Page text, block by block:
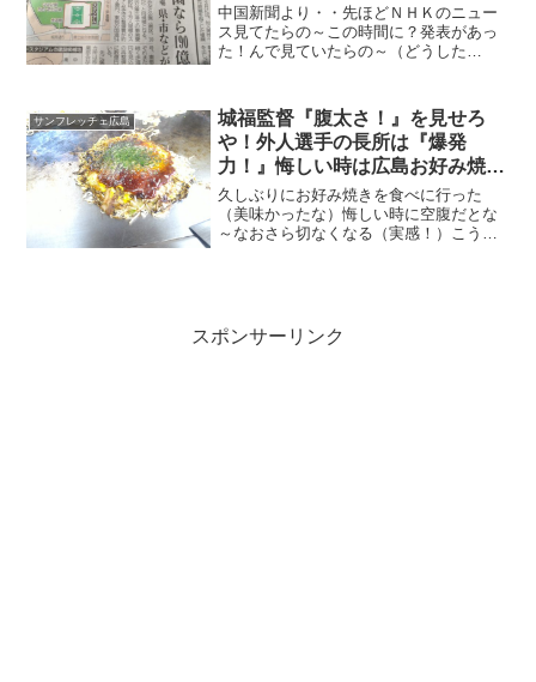
ゃ！
中国新聞より・・先ほどＮＨＫのニュー
ス見てたらの～この時間に？発表があっ
た！んで見ていたらの～（どうした
で考えると妥当だと思うが・・
サンフレッチェ広島
城福監督『腹太さ！』を見せろ
や！外人選手の長所は『爆発
力！』悔しい時は広島お好み焼き
じゃ～！
久しぶりにお好み焼きを食べに行った
（美味かったな）悔しい時に空腹だとな
～なおさら切なくなる（実感！）こうい
スポンサーリンク